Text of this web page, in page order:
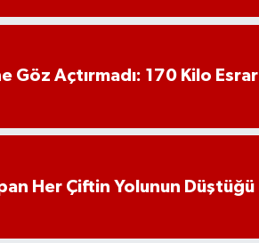
Göz Açtırmadı: 170 Kilo Esrar
Her Çiftin Yolunun Düştüğü